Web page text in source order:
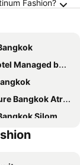
Fashion?
by Centre Point
Bangkok Atrium
Silom By Ihg